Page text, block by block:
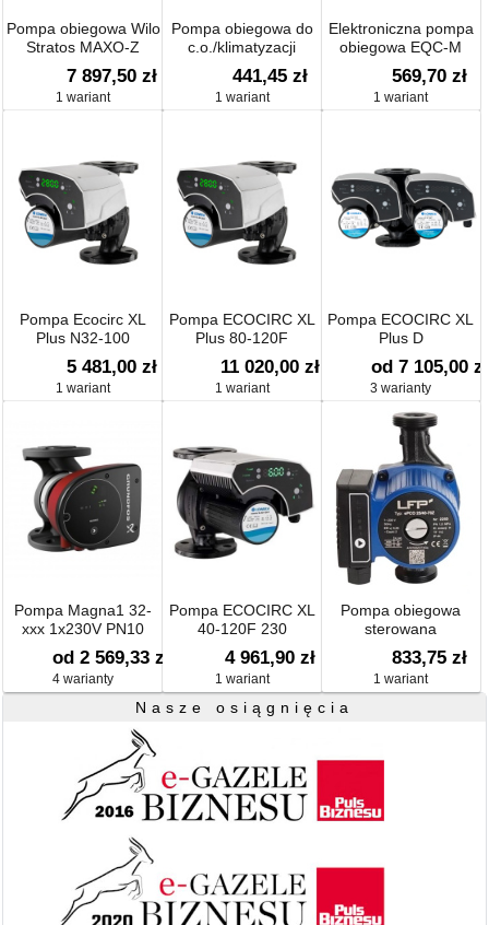
Pompa obiegowa Wilo
Stratos MAXO-Z
7 897,50 zł
1 wariant
Pompa obiegowa do
c.o./klimatyzacji
ecocirc S+
441,45 zł
1 wariant
Elektroniczna pompa
obiegowa EQC-M
569,70 zł
1 wariant
Pompa Ecocirc XL
Plus N32-100
5 481,00 zł
1 wariant
Pompa ECOCIRC XL
Plus 80-120F
11 020,00 zł
1 wariant
Pompa ECOCIRC XL
Plus D
od 7 105,00 zł
3 warianty
Pompa Magna1 32-
xxx 1x230V PN10
od 2 569,33 zł
4 warianty
Pompa ECOCIRC XL
40-120F 230
4 961,90 zł
1 wariant
Pompa obiegowa
sterowana
elektronicznie cPCO
833,75 zł
1 wariant
Nasze osiągnięcia